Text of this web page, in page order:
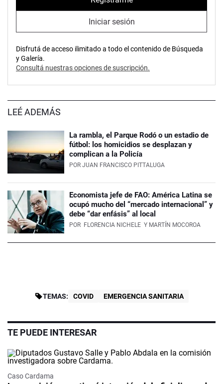
Iniciar sesión
Disfrutá de acceso ilimitado a todo el contenido de Búsqueda
y Galería.
Consultá nuestras opciones de suscripción.
LEÉ ADEMÁS
La rambla, el Parque Rodó o un estadio de
fútbol: los homicidios se desplazan y
complican a la Policía
POR JUAN FRANCISCO PITTALUGA
Economista jefe de FAO: América Latina se
ocupó mucho del “mercado internacional” y
debe “dar enfásis” al local
POR FLORENCIA NICHELE Y MARTÍN MOCOROA
TEMAS: COVID EMERGENCIA SANITARIA
TE PUEDE INTERESAR
Caso Cardama